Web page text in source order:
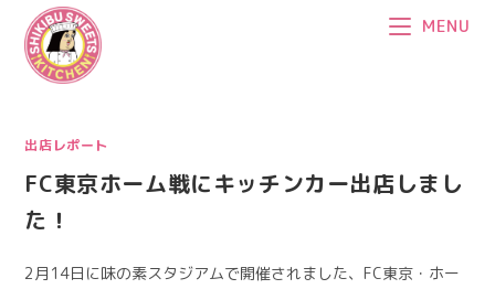
MENU
出店レポート
FC東京ホーム戦にキッチンカー出店しまし
た！
2月14日に味の素スタジアムで開催されました、FC東京・ホー